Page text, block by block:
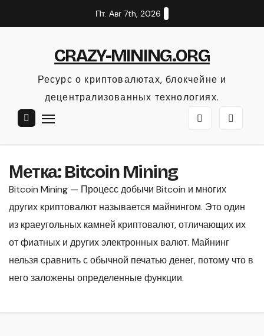
к
Пт. Авг 7th, 2026
CRAZY-MINING.ORG
Ресурс о криптовалютах, блокчейне и
децентрализованных технологиях.
Метка:Bitcoin Mining
Bitcoin Mining — Процесс добычи Bitcoin и многих
других криптовалют называется майнингом. Это один
из краеугольных камней криптовалют, отличающих их
от фиатных и других электронных валют. Майнинг
нельзя сравнить с обычной печатью денег, потому что в
него заложены определенные функции.